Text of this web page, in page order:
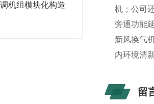
机组模块化构造
机；公司
旁通功能
新风换气
内环境清
留